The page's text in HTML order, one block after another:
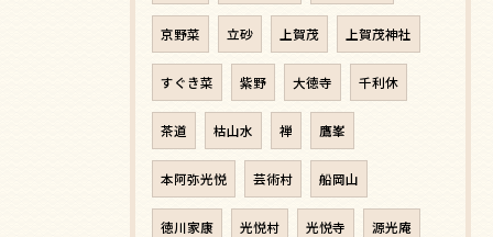
京野菜 立砂 上賀茂 上賀茂神社
すぐき菜 紫野 大徳寺 千利休
茶道 枯山水 禅 鷹峯
本阿弥光悦 芸術村 船岡山
徳川家康 光悦村 光悦寺 源光庵